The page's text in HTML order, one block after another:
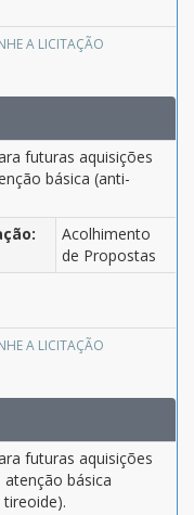
A LICITAÇÃO
futuras aquisições
básica (anti-
Acolhimento
de Propostas
A LICITAÇÃO
futuras aquisições
básica